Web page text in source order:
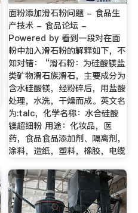
面粉添加滑石粉问题 - 食品生
产技术 - 食品论坛 -
Powered by 看到一段对在面
粉中加入滑石粉的解释如下，不
知对错： “滑石粉：为硅酸镁盐
类矿物滑石族滑石，主要成分为
含水硅酸镁，经粉碎后，用盐酸
处理，水洗，干燥而成。英文名
为:talc，化学名称：水合硅酸
镁超细粉 用途：化妆品，医
药，食品食品添加剂、隔离剂，
涂料，造纸，塑料，橡胶，电缆